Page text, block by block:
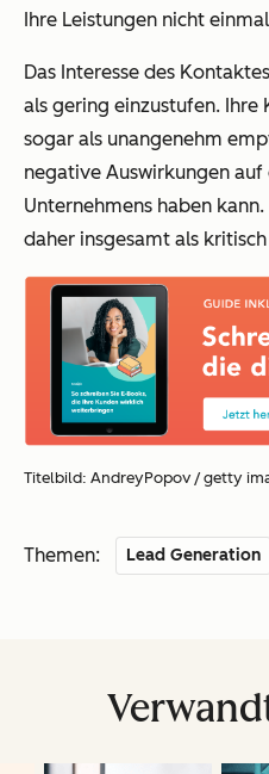
Ihre Leistungen nicht
Das Interesse des
als gering einzustufen.
sogar als unangenehm
negative Auswirkungen auf
Unternehmens haben
daher insgesamt als
Titelbild: AndreyPopov / getty
Themen: Lead Generation